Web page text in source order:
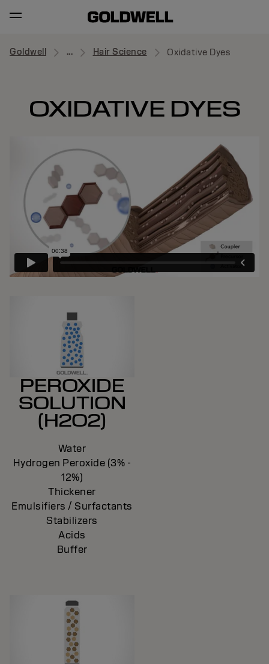
Goldwell ... Hair Science Oxidative Dyes
OXIDATIVE DYES
PEROXIDE
SOLUTION
(H2O2)
Water
Hydrogen Peroxide (3% -
12%)
Thickener
Emulsifiers / Surfactants
Stabilizers
Acids
Buffer